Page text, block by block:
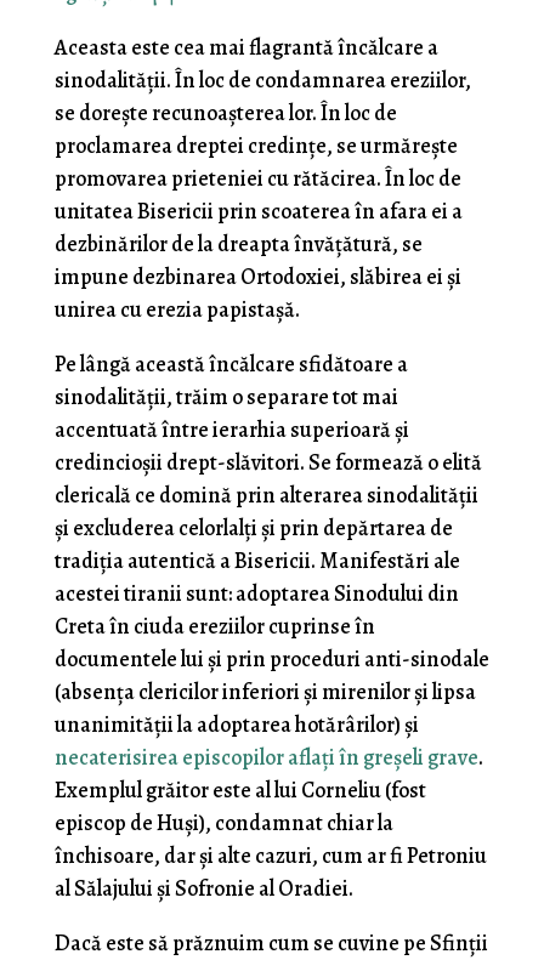
Aceasta este cea mai flagrantă încălcare a
sinodalității. În loc de condamnarea ereziilor,
se dorește recunoașterea lor. În loc de
proclamarea dreptei credințe, se urmărește
promovarea prieteniei cu rătăcirea. În loc de
unitatea Bisericii prin scoaterea în afara ei a
dezbinărilor de la dreapta învățătură, se
impune dezbinarea Ortodoxiei, slăbirea ei și
unirea cu erezia papistașă.
Pe lângă această încălcare sfidătoare a
sinodalității, trăim o separare tot mai
accentuată între ierarhia superioară și
credincioșii drept-slăvitori. Se formează o elită
clericală ce domină prin alterarea sinodalității
și excluderea celorlalți și prin depărtarea de
tradiția autentică a Bisericii. Manifestări ale
acestei tiranii sunt: adoptarea Sinodului din
Creta în ciuda ereziilor cuprinse în
documentele lui și prin proceduri anti-sinodale
(absența clericilor inferiori și mirenilor și lipsa
unanimității la adoptarea hotărârilor) și
necaterisirea episcopilor aflați în greșeli grave.
Exemplul grăitor este al lui Corneliu (fost
episcop de Huși), condamnat chiar la
închisoare, dar și alte cazuri, cum ar fi Petroniu
al Sălajului și Sofronie al Oradiei.
Dacă este să prăznuim cum se cuvine pe Sfinții